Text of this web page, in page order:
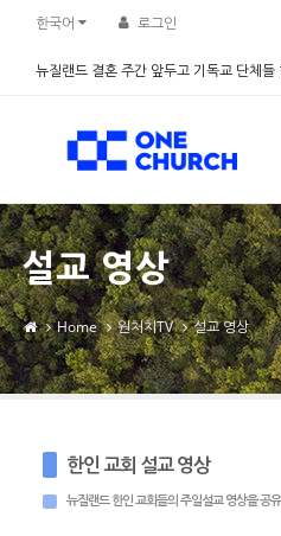
한국어 로그인
뉴질랜드 결혼 주간 앞두고 기독교 단체
설교 영상
Home 원처치TV 설교 영상
한인 교회 설교 영상
뉴질랜드 한인 교회들의 주일설교 영상을 공
Sketchbook5, 스